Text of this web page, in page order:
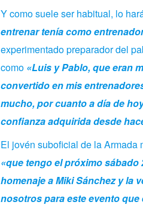
Y como suele ser habitual, lo
entrenar tenía como
experimentado preparador del
como «Luis y Pablo, que eran
convertido en mis
mucho, por cuanto a día de
confianza adquirida desde
El jovén suboficial de la Armada
«que tengo el próximo
homenaje a Miki Sánchez y la
nosotros para este evento